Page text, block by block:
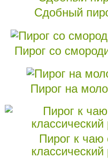
Сдобный
Пирог со
Пирог на
Пирог к чаю